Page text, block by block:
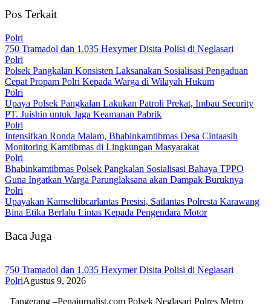
Pos Terkait
Polri
750 Tramadol dan 1.035 Hexymer Disita Polisi di Neglasari
Polri
Polsek Pangkalan Konsisten Laksanakan Sosialisasi Pengaduan
Cepat Propam Polri Kepada Warga di Wilayah Hukum
Polri
Upaya Polsek Pangkalan Lakukan Patroli Prekat, Imbau Security
PT. Juishin untuk Jaga Keamanan Pabrik
Polri
Intensifkan Ronda Malam, Bhabinkamtibmas Desa Cintaasih
Monitoring Kamtibmas di Lingkungan Masyarakat
Polri
Bhabinkamtibmas Polsek Pangkalan Sosialisasi Bahaya TPPO
Guna Ingatkan Warga Parunglaksana akan Dampak Buruknya
Polri
Upayakan Kamseltibcarlantas Presisi, Satlantas Polresta Karawang
Bina Etika Berlalu Lintas Kepada Pengendara Motor
Baca Juga
750 Tramadol dan 1.035 Hexymer Disita Polisi di Neglasari
PolriAgustus 9, 2026
Tangerang –Penajurnalist.com Polsek Neglasari Polres Metro